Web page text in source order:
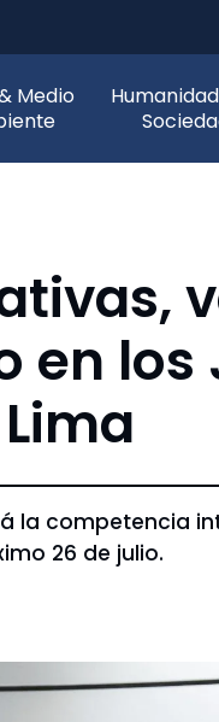
Medio
en
la competencia
26 de julio.